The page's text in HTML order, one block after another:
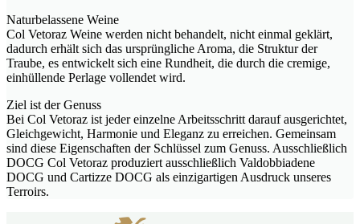
Naturbelassene Weine
Col Vetoraz Weine werden nicht behandelt, nicht einmal geklärt,
dadurch erhält sich das ursprüngliche Aroma, die Struktur der
Traube, es entwickelt sich eine Rundheit, die durch die cremige,
einhüllende Perlage vollendet wird.
Ziel ist der Genuss
Bei Col Vetoraz ist jeder einzelne Arbeitsschritt darauf ausgerichtet,
Gleichgewicht, Harmonie und Eleganz zu erreichen. Gemeinsam
sind diese Eigenschaften der Schlüssel zum Genuss. Ausschließlich
DOCG Col Vetoraz produziert ausschließlich Valdobbiadene
DOCG und Cartizze DOCG als einzigartigen Ausdruck unseres
Terroirs.